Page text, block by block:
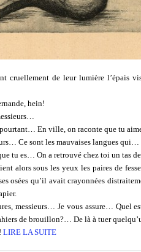
cruellement de leur lumière l’épais
hein!
En ville, on raconte que tu
Ce sont les mauvaises langues qui…
tu es… On a retrouvé chez toi un tas
alors sous les yeux les paires de
osées qu’il avait crayonnées
messieurs… Je vous assure… Quel
de brouillon?… De là à tuer
LIRE LA SUITE